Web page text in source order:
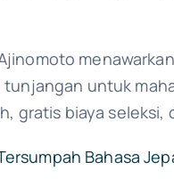
untuk
gratis biaya
Bahasa